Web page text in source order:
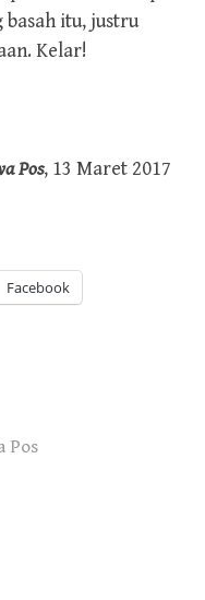
itu, justru
Kelar!
Pos, 13 Maret 2017
Facebook
Pos